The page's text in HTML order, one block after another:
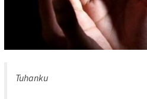
Tuhanku